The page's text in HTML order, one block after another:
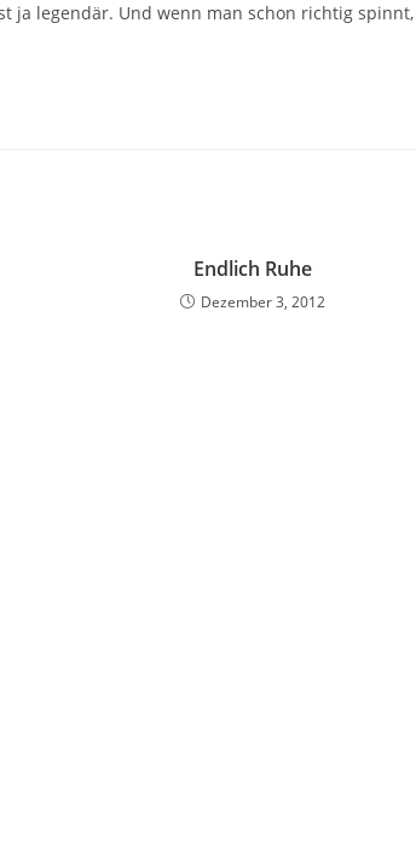
ja legendär. Und wenn man schon richtig spinnt,
Endlich Ruhe
Dezember 3, 2012